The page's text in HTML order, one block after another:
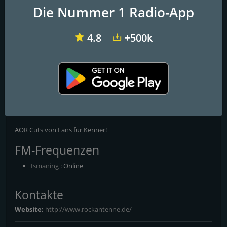
ROCK ANTENNE Classic
AOR Cuts von Fans für Kenner!
FM-Frequenzen
Ismaning : Online
Kontakte
Website: http://www.rockantenne.de/
Die Nummer 1 Radio-App
4.8 +500k